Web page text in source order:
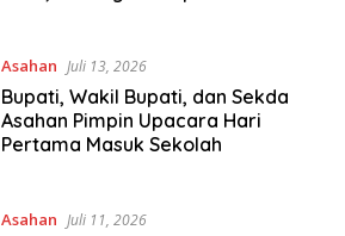
Asahan Juli 13, 2026
Bupati, Wakil Bupati, dan Sekda
Asahan Pimpin Upacara Hari
Pertama Masuk Sekolah
Asahan Juli 11, 2026